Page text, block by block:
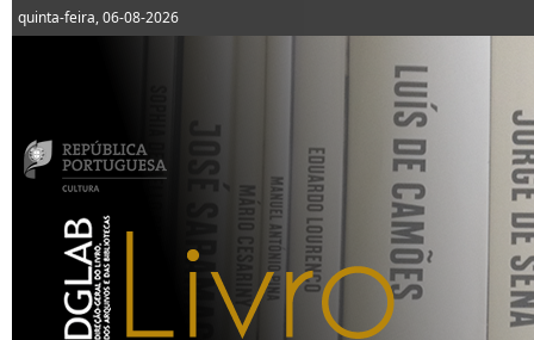
quinta-feira, 06-08-2026